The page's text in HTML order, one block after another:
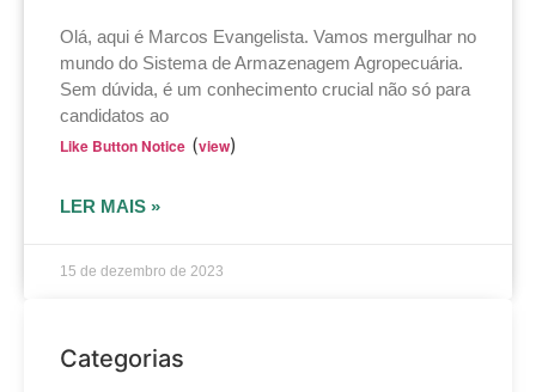
Olá, aqui é Marcos Evangelista. Vamos mergulhar no
mundo do Sistema de Armazenagem Agropecuária.
Sem dúvida, é um conhecimento crucial não só para
candidatos ao
Like Button Notice (view)
LER MAIS »
15 de dezembro de 2023
Categorias